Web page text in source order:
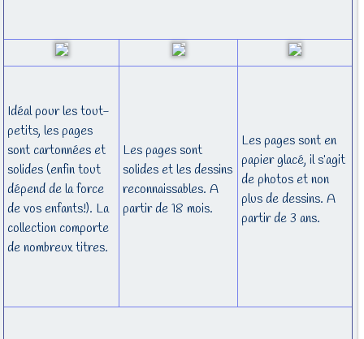
Idéal pour les tout-
petits, les pages
sont cartonnées et
solides (enfin tout
dépend de la force
de vos enfants!). La
collection comporte
de nombreux titres.
Les pages sont
solides et les dessins
reconnaissables. A
partir de 18 mois.
Les pages sont en
papier glacé, il s’agit
de photos et non
plus de dessins. A
partir de 3 ans.